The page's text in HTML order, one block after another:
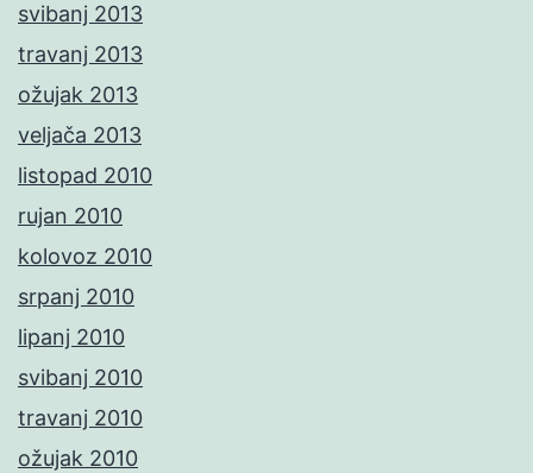
svibanj 2013
travanj 2013
ožujak 2013
veljača 2013
listopad 2010
rujan 2010
kolovoz 2010
srpanj 2010
lipanj 2010
svibanj 2010
travanj 2010
ožujak 2010